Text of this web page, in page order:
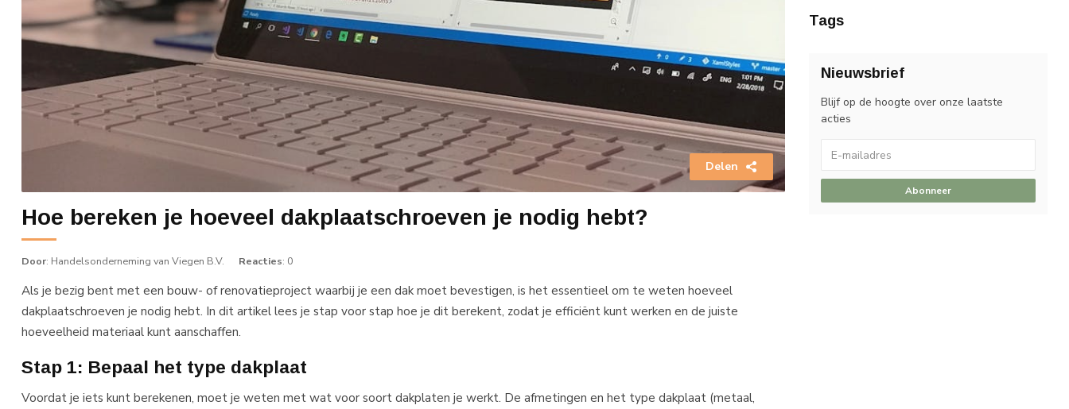
Delen
Hoe bereken je hoeveel dakplaatschroeven je nodig hebt?
Door: Handelsonderneming van Viegen B.V. Reacties: 0
Als je bezig bent met een bouw- of renovatieproject waarbij je een dak moet bevestigen, is het essentieel om te weten hoeveel
dakplaatschroeven je nodig hebt. In dit artikel lees je stap voor stap hoe je dit berekent, zodat je efficiënt kunt werken en de juiste
hoeveelheid materiaal kunt aanschaffen.
Stap 1: Bepaal het type dakplaat
Voordat je iets kunt berekenen, moet je weten met wat voor soort dakplaten je werkt. De afmetingen en het type dakplaat (metaal,
Tags
Nieuwsbrief
Blijf op de hoogte over onze laatste
acties
Abonneer